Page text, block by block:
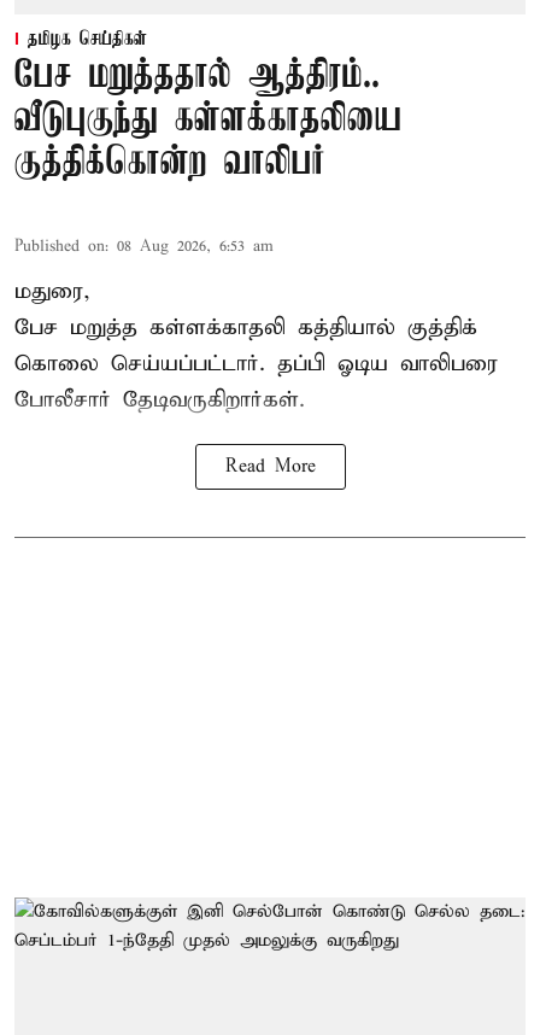
தமிழக செய்திகள்
பேச மறுத்ததால் ஆத்திரம்..
வீடுபுகுந்து கள்ளக்காதலியை
குத்திக்கொன்ற வாலிபர்
Published on: 08 Aug 2026, 6:53 am
மதுரை,
பேச மறுத்த கள்ளக்காதலி கத்தியால் குத்திக்
கொலை செய்யப்பட்டார். தப்பி ஓடிய வாலிபரை
போலீசார் தேடிவருகிறார்கள்.
Read More